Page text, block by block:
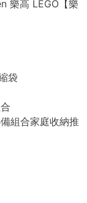
樂高 LEGO【樂
袋
組合家庭收納推